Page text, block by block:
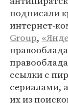
подписали
интернет-
Group,
ссылки с
сериалами,
их из